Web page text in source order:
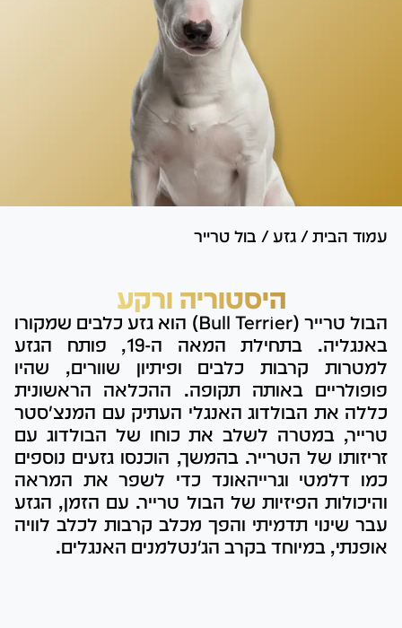
עמוד הבית / גזע / בול טרייר
היסטוריה ורקע
הבול טרייר (Bull Terrier) הוא גזע כלבים שמקורו
באנגליה. בתחילת המאה ה-19, פותח הגזע
למטרות קרבות כלבים ופיתיון שוורים, שהיו
פופולריים באותה תקופה. ההכלאה הראשונית
כללה את הבולדוג האנגלי העתיק עם המנצ'סטר
טרייר, במטרה לשלב את כוחו של הבולדוג עם
זריזותו של הטרייר. בהמשך, הוכנסו גזעים נוספים
כמו דלמטי וגרייהאונד כדי לשפר את המראה
והיכולות הפיזיות של הבול טרייר. עם הזמן, הגזע
עבר שינוי תדמיתי והפך מכלב קרבות לכלב לוויה
אופנתי, במיוחד בקרב הג'נטלמנים האנגלים.